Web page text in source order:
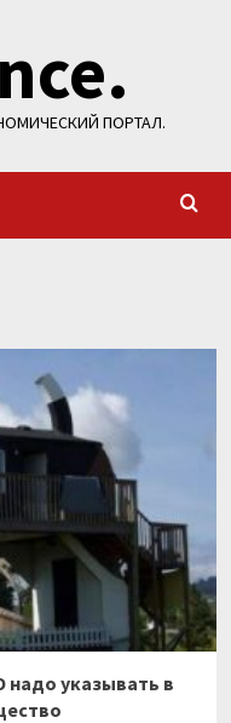
ПОРТАЛ.
указывать в